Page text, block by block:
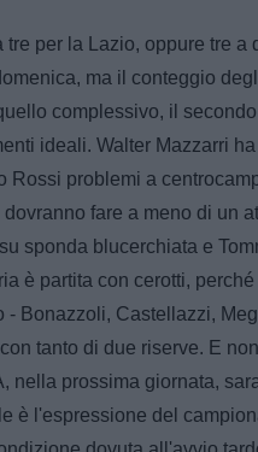
tre per la Lazio, oppure tre
ma il conteggio
complessivo, il
ideali. Walter Mazzarri
Rossi problemi a
dovranno fare a meno di un
sponda blucerchiata e
è partita con cerotti,
- Bonazzoli, Castellazzi,
tanto di due riserve. E
nella prossima giornata,
è l'espressione del